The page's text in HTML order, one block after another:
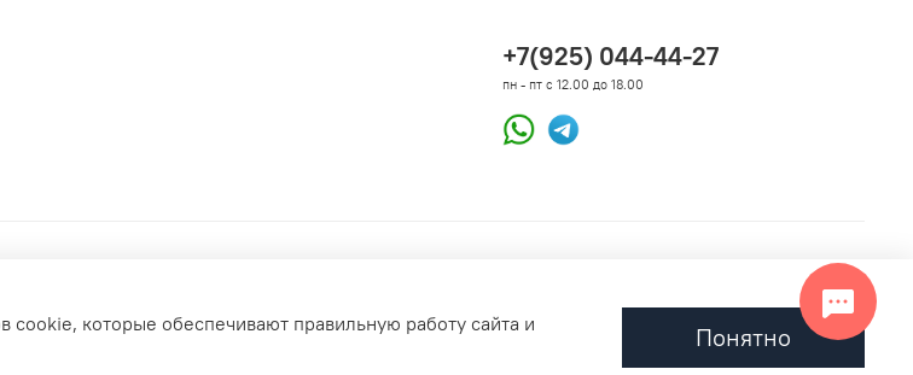
+7(925) 044-44-27
пн - пт с 12.00 до 18.00
cookie, которые обеспечивают правильную работу сайта и
Понятно